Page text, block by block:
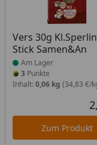
Vers 30g
Stick Samen&An
Produkt am Lager
Am Lager
3 Punkte
Inhalt: 0,06 kg (34,83 €/
Zum Produkt